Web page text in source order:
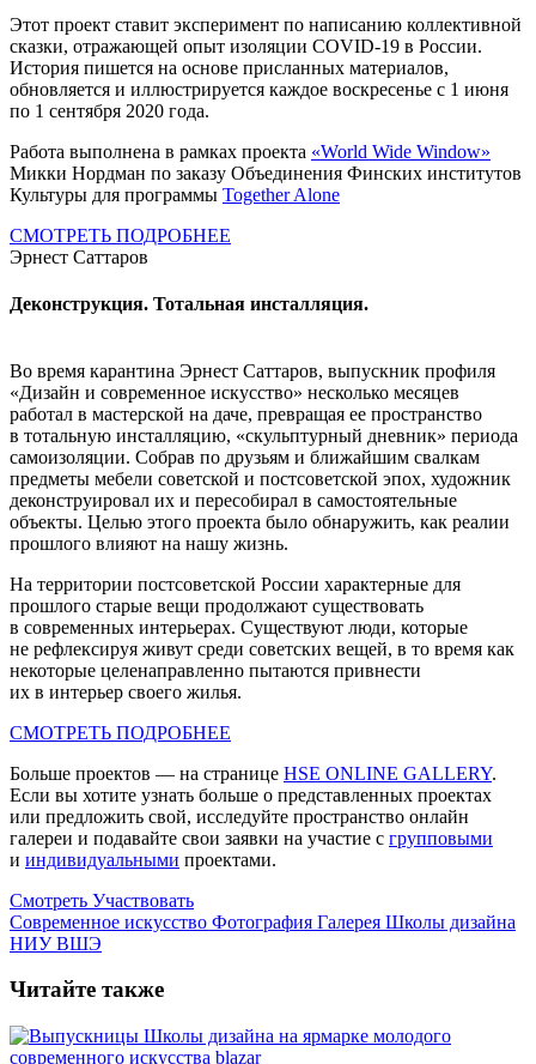
Этот проект ставит эксперимент по написанию коллективной
сказки, отражающей опыт изоляции COVID-19 в России.
История пишется на основе присланных материалов,
обновляется и иллюстрируется каждое воскресенье с 1 июня
по 1 сентября 2020 года.
Работа выполнена в рамках проекта «World Wide Window»
Микки Нордман по заказу Объединения Финских институтов
Культуры для программы Together Alone
СМОТРЕТЬ ПОДРОБНЕЕ
Эрнест Саттаров
Деконструкция. Тотальная инсталляция.
Во время карантина Эрнест Саттаров, выпускник профиля
«Дизайн и современное искусство» несколько месяцев
работал в мастерской на даче, превращая ее пространство
в тотальную инсталляцию, «скульптурный дневник» периода
самоизоляции. Собрав по друзьям и ближайшим свалкам
предметы мебели советской и постсоветской эпох, художник
деконструировал их и пересобирал в самостоятельные
объекты. Целью этого проекта было обнаружить, как реалии
прошлого влияют на нашу жизнь.
На территории постсоветской России характерные для
прошлого старые вещи продолжают существовать
в современных интерьерах. Существуют люди, которые
не рефлексируя живут среди советских вещей, в то время как
некоторые целенаправленно пытаются привнести
их в интерьер своего жилья.
СМОТРЕТЬ ПОДРОБНЕЕ
Больше проектов — на странице HSE ONLINE GALLERY.
Если вы хотите узнать больше о представленных проектах
или предложить свой, исследуйте пространство онлайн
галереи и подавайте свои заявки на участие c групповыми
и индивидуальными проектами.
Смотреть Участвовать
Современное искусство Фотография Галерея Школы дизайна
НИУ ВШЭ
Читайте также